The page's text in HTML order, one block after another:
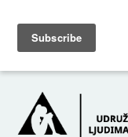
POČETNA O NAMA